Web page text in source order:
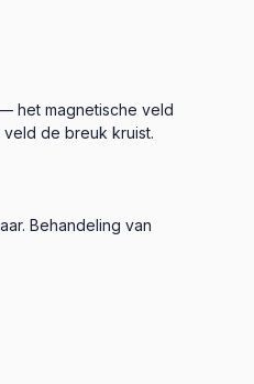
het magnetische veld
de breuk kruist.
Behandeling van